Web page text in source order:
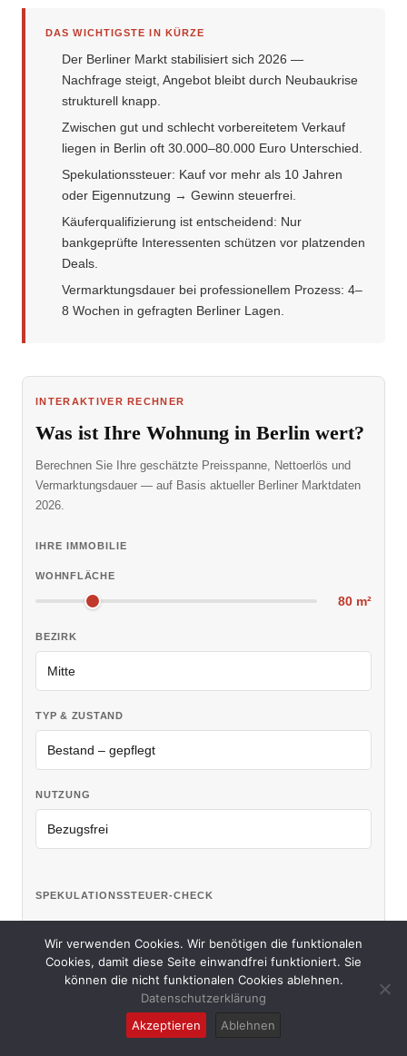
DAS WICHTIGSTE IN KÜRZE
Der Berliner Markt stabilisiert sich 2026 —
Nachfrage steigt, Angebot bleibt durch Neubaukrise
strukturell knapp.
Zwischen gut und schlecht vorbereitetem Verkauf
liegen in Berlin oft 30.000–80.000 Euro Unterschied.
Spekulationssteuer: Kauf vor mehr als 10 Jahren
oder Eigennutzung → Gewinn steuerfrei.
Käuferqualifizierung ist entscheidend: Nur
bankgeprüfte Interessenten schützen vor platzenden
Deals.
Vermarktungsdauer bei professionellem Prozess: 4–
8 Wochen in gefragten Berliner Lagen.
INTERAKTIVER RECHNER
Was ist Ihre Wohnung in Berlin wert?
Berechnen Sie Ihre geschätzte Preisspanne, Nettoerlös und
Vermarktungsdauer — auf Basis aktueller Berliner Marktdaten
2026.
IHRE IMMOBILIE
WOHNFLÄCHE
80 m²
BEZIRK
TYP & ZUSTAND
NUTZUNG
SPEKULATIONSSTEUER-CHECK
EIGENNUTZUNG (MIND. 3 JAHRE)?
Wir verwenden Cookies. Wir benötigen die funktionalen
Cookies, damit diese Seite einwandfrei funktioniert. Sie
können die nicht funktionalen Cookies ablehnen.
Datenschutzerklärung
Akzeptieren
Ablehnen